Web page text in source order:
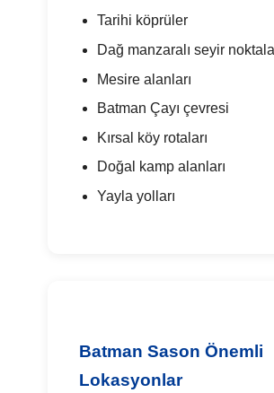
Tarihi köprüler
Dağ manzaralı seyir
Mesire alanları
Batman Çayı çevresi
Kırsal köy rotaları
Doğal kamp alanları
Yayla yolları
Batman Sason Önemli
Lokasyonlar